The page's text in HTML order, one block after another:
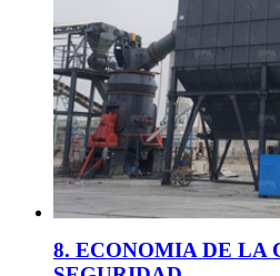
8. ECONOMIA DE LA